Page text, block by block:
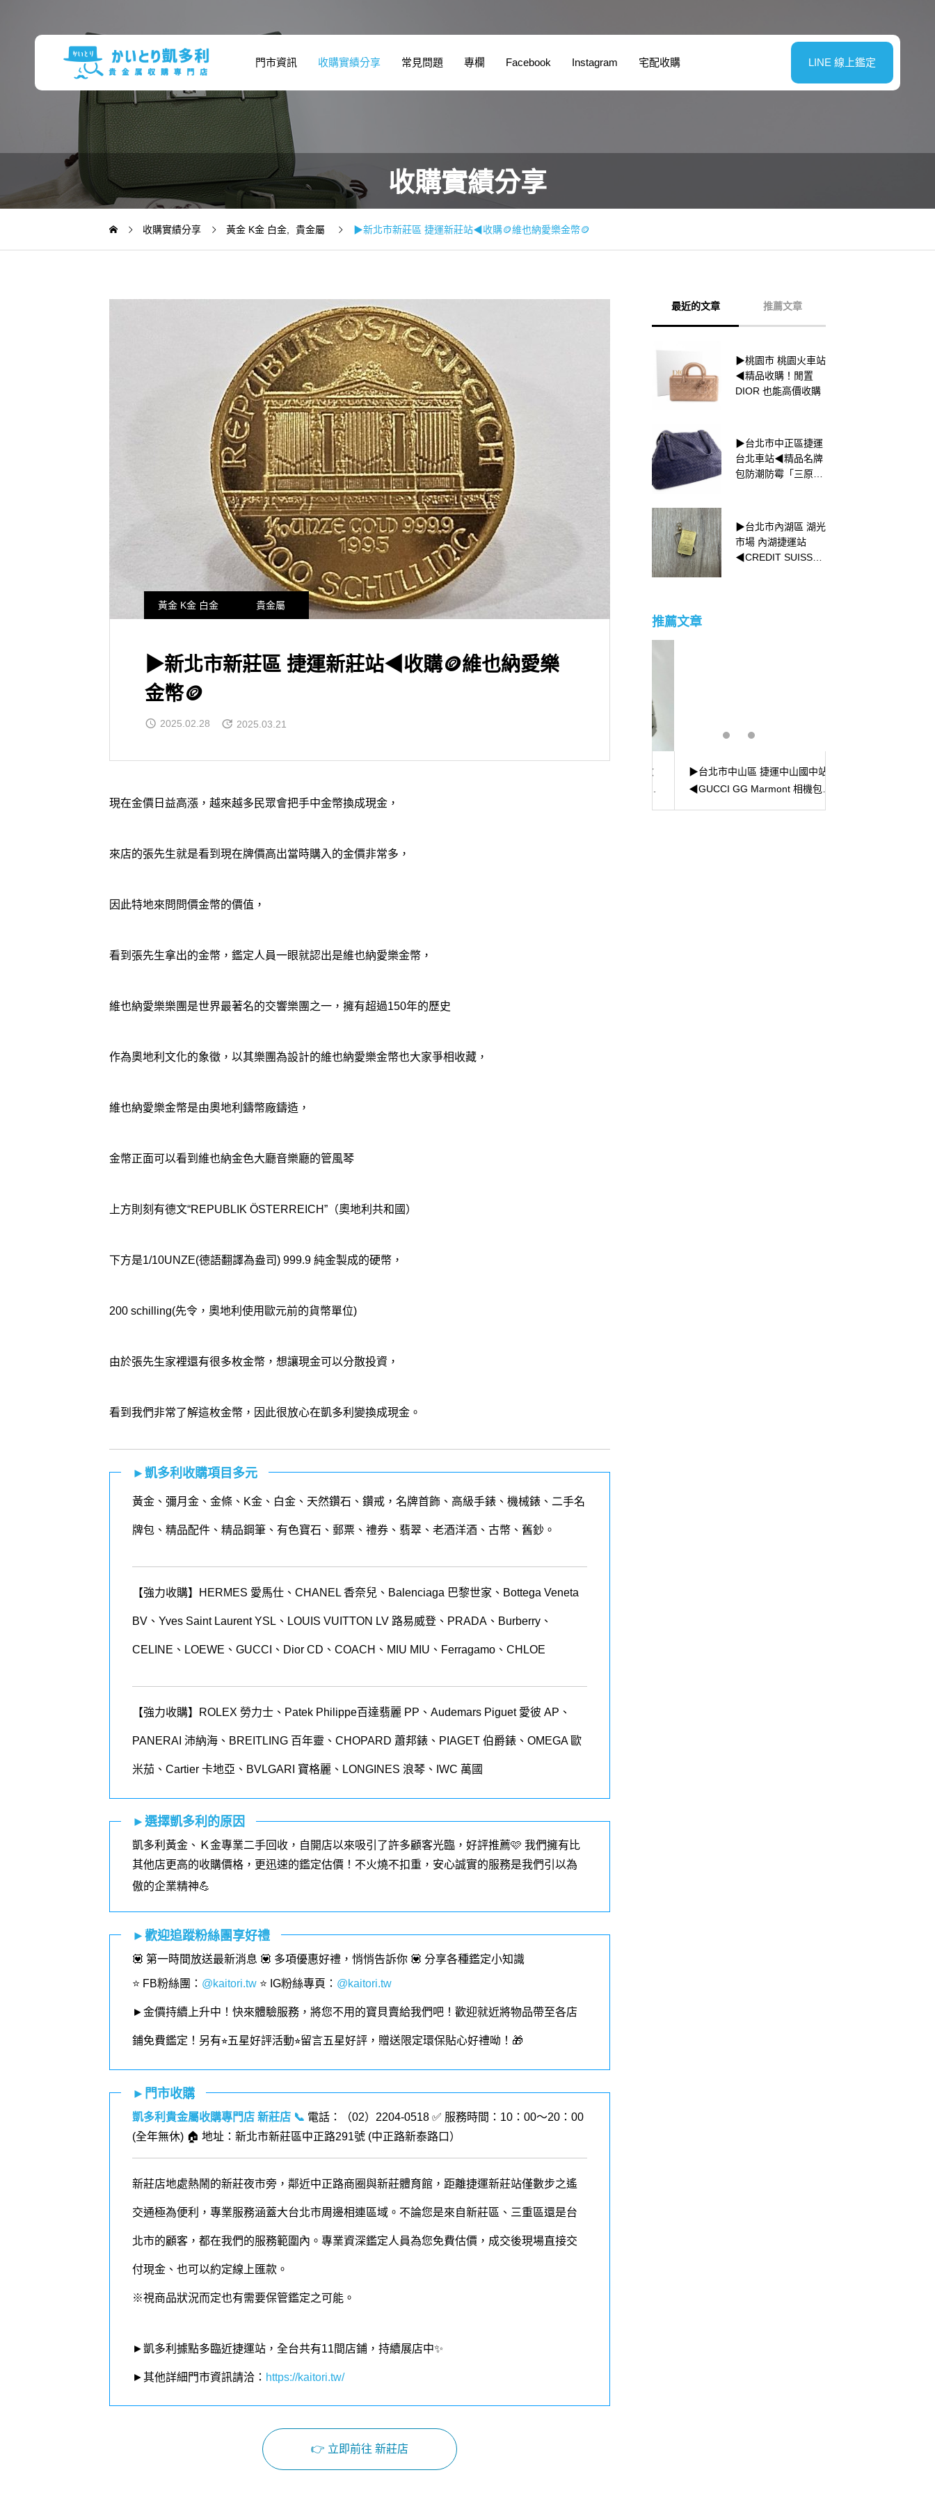
門市資訊 收購實績分享 常見問題 專欄 Facebook Instagram 宅配收購 LINE 線上鑑定
收購實績分享
收購實績分享 黃金 K金 白金 貴金屬 ▶新北市新莊區 捷運新莊站◀收購🪙維也納愛樂金幣🪙
黃金 K金 白金 貴金屬
▶新北市新莊區 捷運新莊站◀收購🪙維也納愛樂
金幣🪙
2025.02.28 2025.03.21
現在金價日益高漲，越來越多民眾會把手中金幣換成現金，
來店的張先生就是看到現在牌價高出當時購入的金價非常多，
因此特地來問問價金幣的價值，
看到張先生拿出的金幣，鑑定人員一眼就認出是維也納愛樂金幣，
維也納愛樂樂團是世界最著名的交響樂團之一，擁有超過150年的歷史
作為奧地利文化的象徵，以其樂團為設計的維也納愛樂金幣也大家爭相收藏，
維也納愛樂金幣是由奧地利鑄幣廠鑄造，
金幣正面可以看到維也納金色大廳音樂廳的管風琴
上方則刻有德文“REPUBLIK ÖSTERREICH”（奧地利共和國）
下方是1/10UNZE(德語翻譯為盎司) 999.9 純金製成的硬幣，
200 schilling(先令，奧地利使用歐元前的貨幣單位)
由於張先生家裡還有很多枚金幣，想讓現金可以分散投資，
看到我們非常了解這枚金幣，因此很放心在凱多利變換成現金。
►凱多利收購項目多元
黃金 、 彌月金 、 金條 、K金、白金、天然鑽石、鑽戒，名牌首飾、高級手錶、機械錶、二手名
牌包、精品配件、精品鋼筆、有色寶石、郵票、禮券、翡翠、老酒洋酒、古幣、舊鈔。
【強力收購】HERMES 愛馬仕、CHANEL 香奈兒、Balenciaga 巴黎世家、Bottega Veneta
BV、Yves Saint Laurent YSL、LOUIS VUITTON LV 路易威登、PRADA、Burberry、
CELINE、LOEWE、GUCCI、Dior CD、COACH、MIU MIU、Ferragamo、CHLOE
【強力收購】ROLEX 勞力士、 Patek Philippe百達翡麗 PP 、 Audemars Piguet 愛彼 AP 、
PANERAI 沛納海、 BREITLING 百年靈、 CHOPARD 蕭邦錶、 PIAGET 伯爵錶、 OMEGA 歐
米茄、 Cartier 卡地亞、 BVLGARI 寶格麗、 LONGINES 浪琴、 IWC 萬國
►選擇凱多利的原因
凱多利黃金、Ｋ金專業二手回收，自開店以來吸引了許多顧客光臨，好評推薦🩷 我們擁有比
其他店更高的收購價格，更迅速的鑑定估價！不火燒不扣重，安心誠實的服務是我們引以為
傲的企業精神💪
►歡迎追蹤粉絲團享好禮
💟 第一時間放送最新消息 💟 多項優惠好禮，悄悄告訴你 💟 分享各種鑑定小知識
⭐️ FB粉絲團 ： @kaitori.tw ⭐️ IG粉絲專頁 ： @kaitori.tw
►金價持續上升中！快來體驗服務，將您不用的寶貝賣給我們吧！歡迎就近將物品帶至各店
鋪免費鑑定！ 另有⭐︎五星好評活動⭐︎留言五星好評，贈送限定環保貼心好禮呦！🎁
►門市收購
凱多利貴金屬收購專門店 新莊店 📞 電話：（02） 2204-0518 ✅ 服務時間：10：00～20：00
(全年無休) 🏠 地址：新北市新莊區中正路291號 (中正路新泰路口 ）
新莊店地處熱鬧的新莊夜市旁，鄰近中正路商圈與新莊體育館，距離捷運新莊站僅數步之遙
交通極為便利，專業服務涵蓋大台北市周邊相連區域。不論您是來自新莊區、三重區還是台
北市的顧客，都在我們的服務範圍內 。 專業資深鑑定人員為您免費估價，成交後現場直接交
付現金、也可以約定線上匯款。
※視商品狀況而定也有需要保管鑑定之可能。
►凱多利據點多臨近捷運站，全台共有11間店鋪，持續展店中✨
►其他詳細門市資訊請洽： https://kaitori.tw/
👉 立即前往 新莊店
最近的文章 推薦文章
▶桃園市 桃園火車站
◀精品收購！閒置
DIOR 也能高價收購
▶台北市中正區捷運
台北車站◀精品名牌
包防潮防霉「三原
▶台北市內湖區 湖光
市場 內湖捷運站
◀CREDIT SUISSE
▶台北市中山區 捷運
中山國中站◀全金滿
天星港勞
▶新北市三重區 捷運
台北橋站◀Rolex
Datejust 69173特殊
▶新北市三重區 捷運
菜寮站◀CHOPARD
蕭邦的歷史⌚
推薦文章
▶台北市中山區 捷運中山國中站
◀GUCCI GG Marmont 相機包收